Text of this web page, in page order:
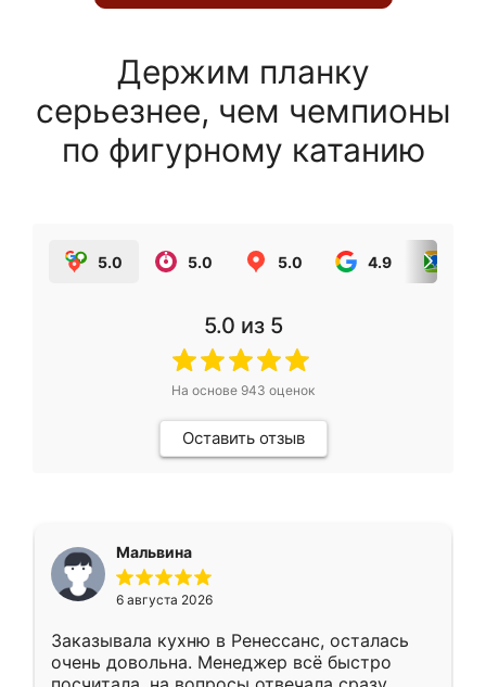
Держим планку
серьезнее, чем чемпионы
по фигурному катанию
5.0 5.0 5.0 4.9
5.0 из 5
На основе 943 оценок
Оставить отзыв
Мальвина
6 августа 2026
Заказывала кухню в Ренессанс, осталась
очень довольна. Менеджер всё быстро